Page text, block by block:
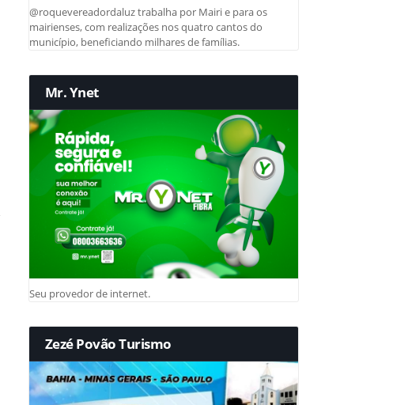
@roquevereadordaluz trabalha por Mairi e para os
mairienses, com realizações nos quatro cantos do
município, beneficiando milhares de famílias.
Mr. Ynet
Seu provedor de internet.
Zezé Povão Turismo